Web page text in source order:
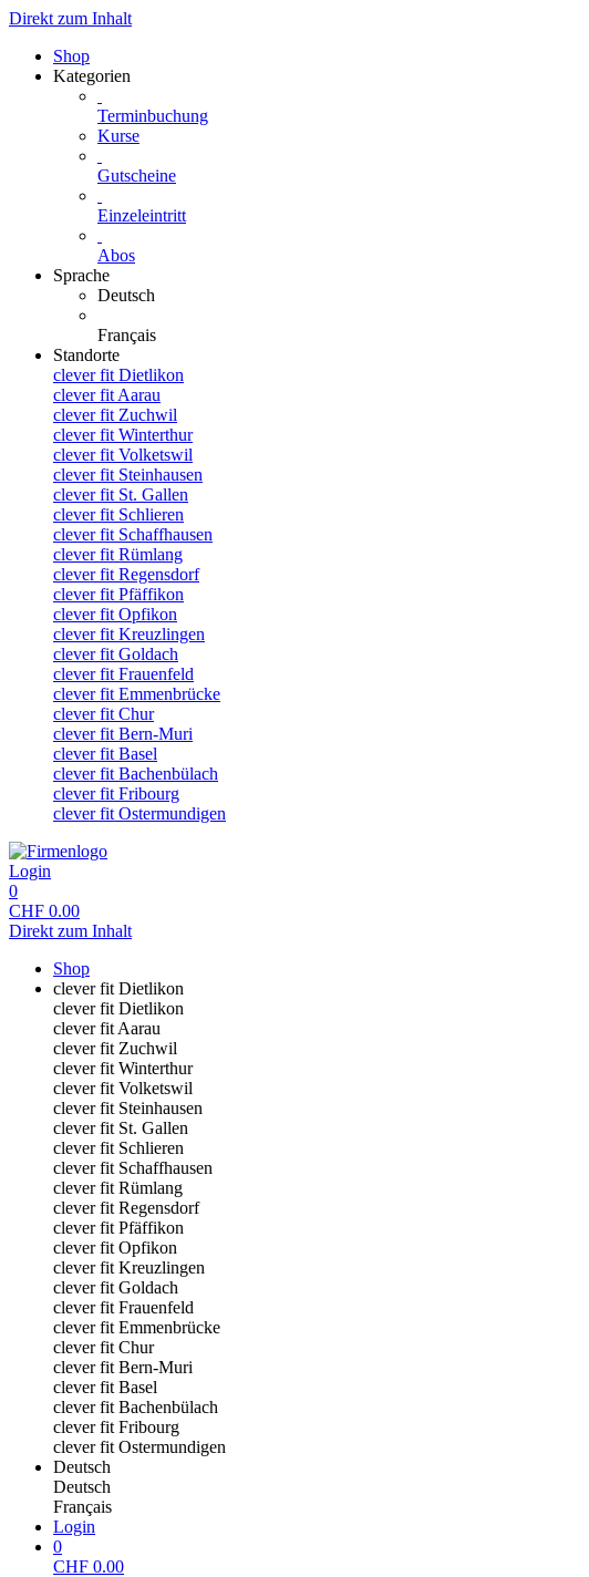
Direkt zum Inhalt
Shop
Kategorien
Terminbuchung
Kurse
Gutscheine
Einzeleintritt
Abos
Sprache
Deutsch
Français
Standorte
clever fit Dietlikon
clever fit Aarau
clever fit Zuchwil
clever fit Winterthur
clever fit Volketswil
clever fit Steinhausen
clever fit St. Gallen
clever fit Schlieren
clever fit Schaffhausen
clever fit Rümlang
clever fit Regensdorf
clever fit Pfäffikon
clever fit Opfikon
clever fit Kreuzlingen
clever fit Goldach
clever fit Frauenfeld
clever fit Emmenbrücke
clever fit Chur
clever fit Bern-Muri
clever fit Basel
clever fit Bachenbülach
clever fit Fribourg
clever fit Ostermundigen
Login
0
CHF 0.00
Direkt zum Inhalt
Shop
clever fit Dietlikon
clever fit Dietlikon
clever fit Aarau
clever fit Zuchwil
clever fit Winterthur
clever fit Volketswil
clever fit Steinhausen
clever fit St. Gallen
clever fit Schlieren
clever fit Schaffhausen
clever fit Rümlang
clever fit Regensdorf
clever fit Pfäffikon
clever fit Opfikon
clever fit Kreuzlingen
clever fit Goldach
clever fit Frauenfeld
clever fit Emmenbrücke
clever fit Chur
clever fit Bern-Muri
clever fit Basel
clever fit Bachenbülach
clever fit Fribourg
clever fit Ostermundigen
Deutsch
Deutsch
Français
Login
0
CHF 0.00